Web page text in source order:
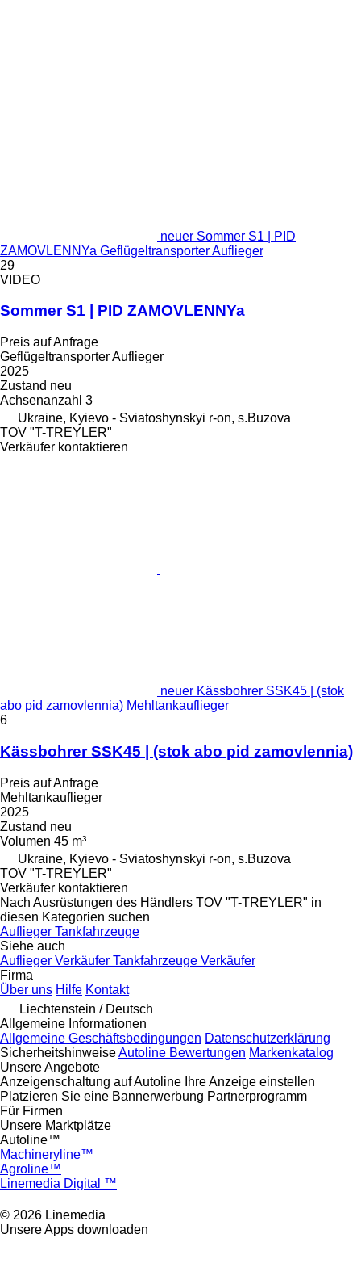
neuer Sommer S1 | PID
ZAMOVLENNYa Geflügeltransporter Auflieger
29
VIDEO
Sommer S1 | PID ZAMOVLENNYa
Preis auf Anfrage
Geflügeltransporter Auflieger
2025
Zustand neu
Achsenanzahl 3
Ukraine, Kyievo - Sviatoshynskyi r-on, s.Buzova
TOV "T-TREYLER"
Verkäufer kontaktieren
neuer Kässbohrer SSK45 | (stok
abo pid zamovlennia) Mehltankauflieger
6
Kässbohrer SSK45 | (stok abo pid zamovlennia)
Preis auf Anfrage
Mehltankauflieger
2025
Zustand neu
Volumen 45 m³
Ukraine, Kyievo - Sviatoshynskyi r-on, s.Buzova
TOV "T-TREYLER"
Verkäufer kontaktieren
Nach Ausrüstungen des Händlers TOV "T-TREYLER" in
diesen Kategorien suchen
Auflieger Tankfahrzeuge
Siehe auch
Auflieger Verkäufer Tankfahrzeuge Verkäufer
Firma
Über uns Hilfe Kontakt
Liechtenstein / Deutsch
Allgemeine Informationen
Allgemeine Geschäftsbedingungen Datenschutzerklärung
SicherheitshinweiseAutoline Bewertungen Markenkatalog
Unsere Angebote
Anzeigenschaltung auf Autoline Ihre Anzeige einstellen
Platzieren Sie eine Bannerwerbung Partnerprogramm
Für Firmen
Unsere Marktplätze
Autoline™
Machineryline™
Agroline™
Linemedia Digital ™
© 2026 Linemedia
Unsere Apps downloaden